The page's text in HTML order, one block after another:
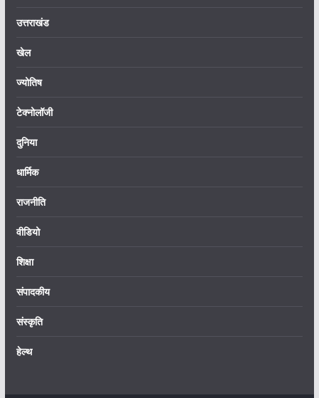
उत्तराखंड
खेल
ज्योतिष
टेक्नोलॉजी
दुनिया
धार्मिक
राजनीति
वीडियो
शिक्षा
संपादकीय
संस्कृति
हेल्थ